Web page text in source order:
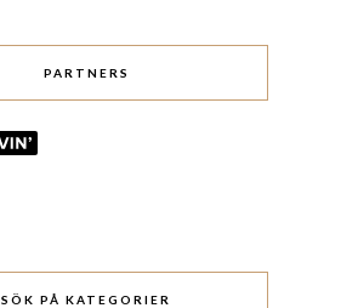
PARTNERS
SÖK PÅ KATEGORIER